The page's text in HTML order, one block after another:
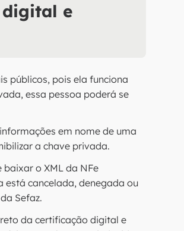
e
públicos, pois ela funciona
essa pessoa poderá se
em nome de uma
a chave privada.
o XML da NFe
está cancelada, denegada ou
Sefaz.
da certificação digital e